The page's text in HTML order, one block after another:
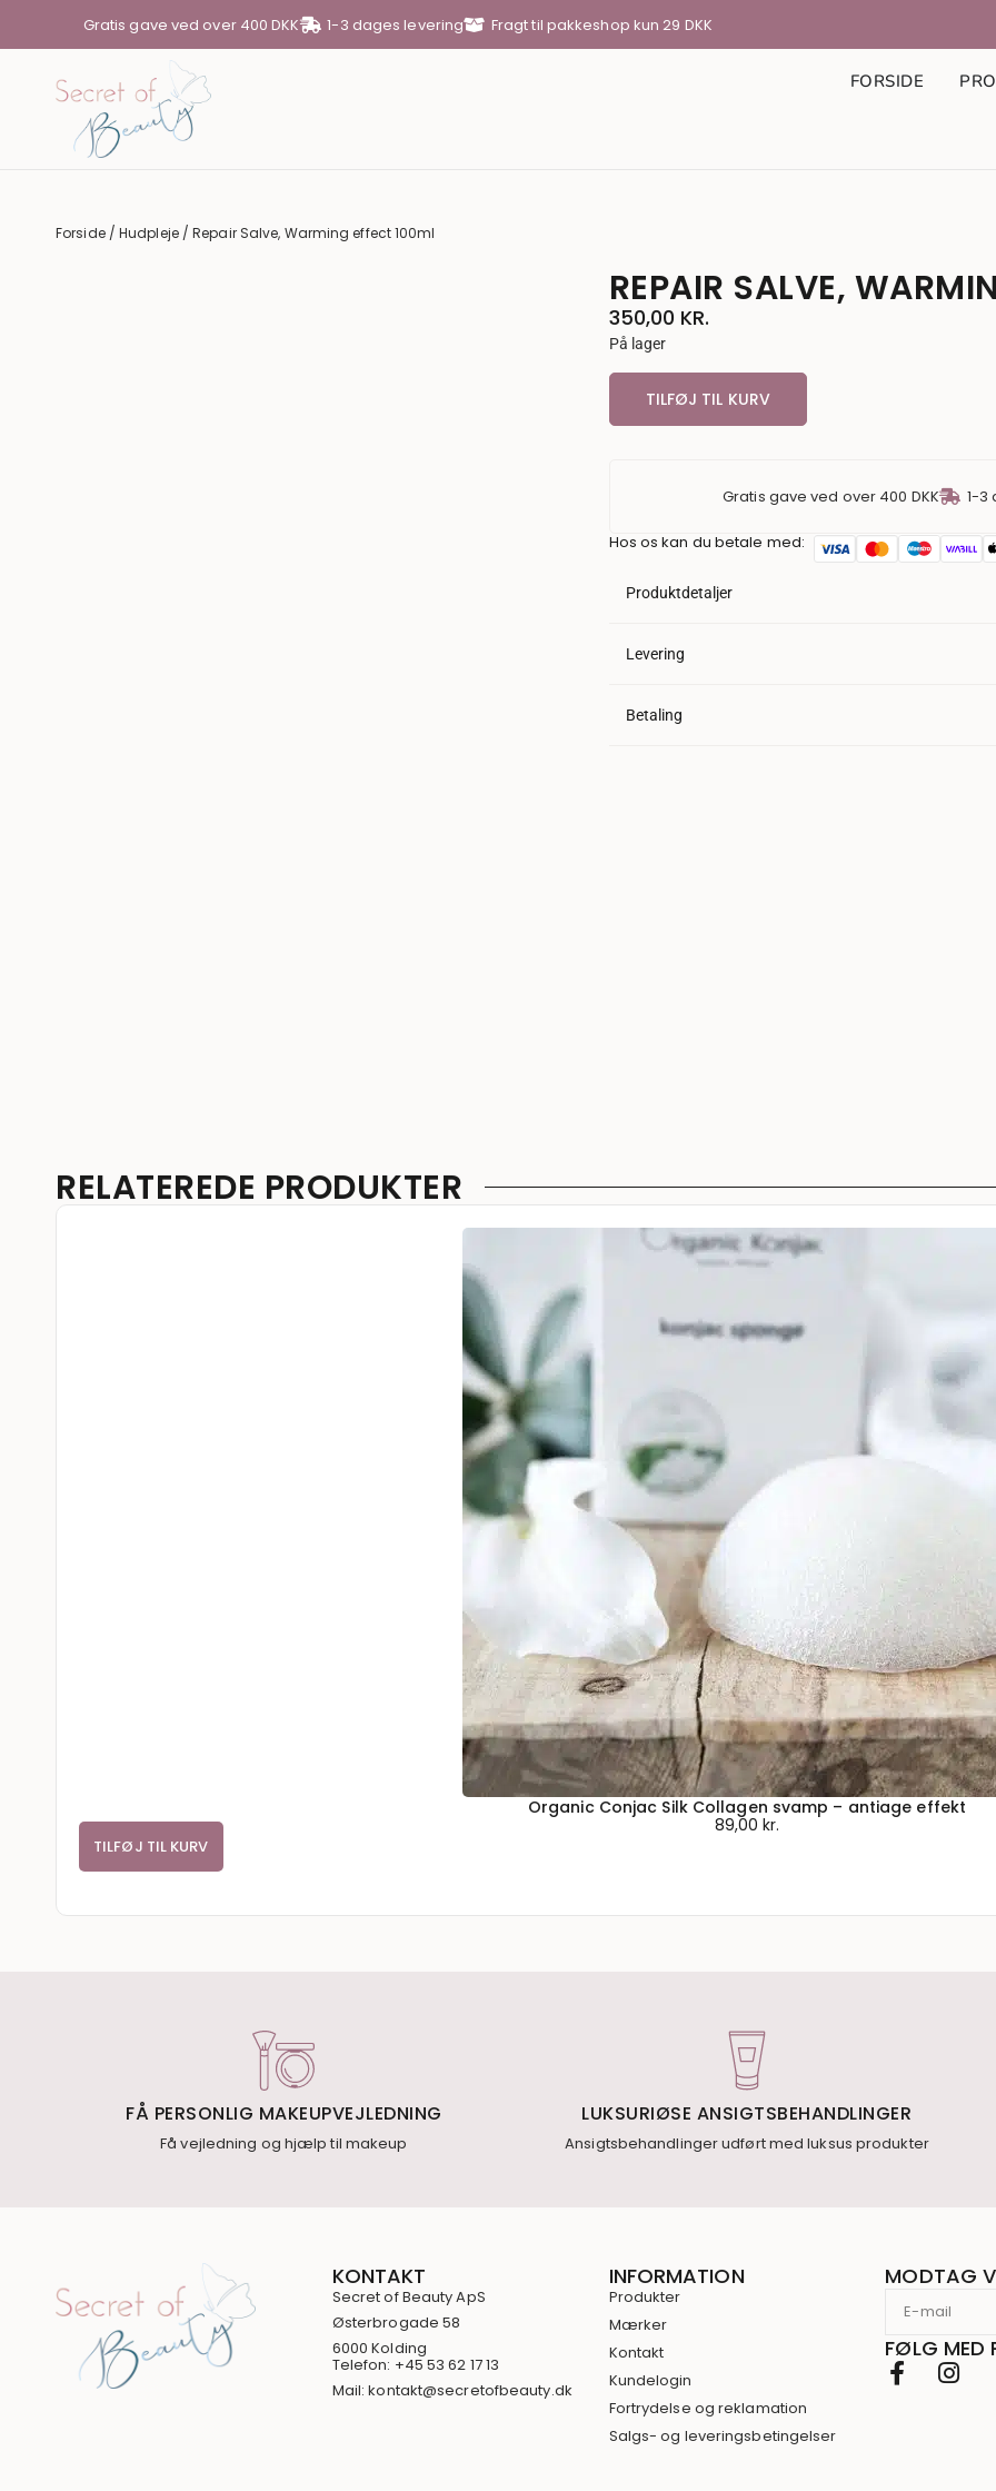
Gratis gave ved over 400 DKK 1-3 dages levering Fragt til pakkeshop kun 29 DKK
FORSIDE
DIN KURV
Din kurv er tom
Forside/Hudpleje/ Repair Salve, Warming effect 100ml
REPAIR SALVE,
350,00 KR.
På lager
TILFØJ TIL KURV
Gratis gave ved over 400 DKK 1-3
Hos os kan du betale med:
Produktdetaljer
Levering
Betaling
RELATEREDE PRODUKTER
Organic Conjac Silk Collagen svamp – antiage effekt
89,00kr.
TILFØJ TIL KURV
FÅ PERSONLIG MAKEUPVEJLEDNING
Få vejledning og hjælp til makeup
LUKSURIØSE ANSIGTSBEHANDLINGER
Ansigtsbehandlinger udført med luksus produkter
KONTAKT
Secret of Beauty ApS
Østerbrogade 58
6000 Kolding
Telefon: +45 53 62 17 13
Mail: kontakt@secretofbeauty.dk
INFORMATION
Produkter
Mærker
Kontakt
Kundelogin
Fortrydelse og reklamation
Salgs- og leveringsbetingelser
MODTAG
FØLG MED